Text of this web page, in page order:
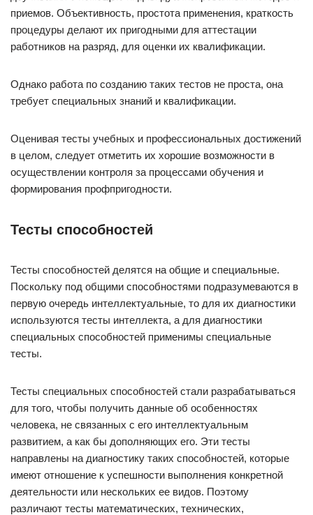
приемов. Объективность, простота применения, краткость
процедуры делают их пригодными для аттестации
работников на разряд, для оценки их квалификации.
Однако работа по созданию таких тестов не проста, она
требует специальных знаний и квалификации.
Оценивая тесты учебных и профессиональных достижений
в целом, следует отметить их хорошие возможности в
осуществлении контроля за процессами обучения и
формирования профпригодности.
Тесты способностей
Тесты способностей делятся на общие и специальные.
Поскольку под общими способностями подразумеваются в
первую очередь интеллектуальные, то для их диагностики
используются тесты интеллекта, а для диагностики
специальных способностей применимы специальные
тесты.
Тесты специальных способностей стали разрабатываться
для того, чтобы получить данные об особенностях
человека, не связанных с его интеллектуальным
развитием, а как бы дополняющих его. Эти тесты
направлены на диагностику таких способностей, которые
имеют отношение к успешности выполнения конкретной
деятельности или нескольких ее видов. Поэтому
различают тесты математических, технических,